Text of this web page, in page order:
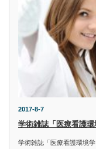
2017-8-7
学術雑誌「医療看護環
学術雑誌「医療看護環境